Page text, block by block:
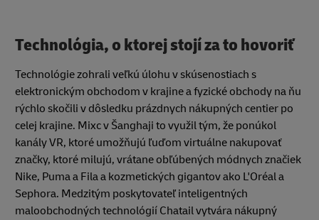
Technológia, o ktorej stojí za to hovoriť
Technológie zohrali veľkú úlohu v skúsenostiach s
elektronickým obchodom v krajine a fyzické obchody na ňu
rýchlo skočili v dôsledku prázdnych nákupných centier po
celej krajine. Mixc v Šanghaji to využil tým, že ponúkol
kanály VR, ktoré umožňujú ľuďom virtuálne nakupovať
značky, ktoré milujú, vrátane obľúbených módnych značiek
Nike, Puma a Fila a kozmetických gigantov ako L'Oréal a
Sephora. Medzitým poskytovateľ inteligentných
maloobchodných technológií Chatail vytvára nákupný